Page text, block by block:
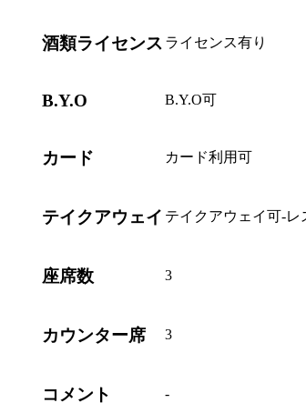
酒類ライセンス ライセンス有り
B.Y.O B.Y.O可
カード カード利用可
テイクアウェイ テイクアウェイ可-レ
座席数 3
カウンター席 3
コメント -